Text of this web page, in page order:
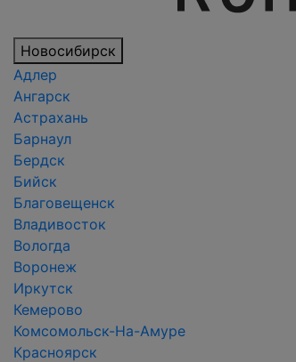
Новосибирск
Адлер
Ангарск
Астрахань
Барнаул
Бердск
Бийск
Благовещенск
Владивосток
Вологда
Воронеж
Иркутск
Кемерово
Комсомольск-На-Амуре
Красноярск